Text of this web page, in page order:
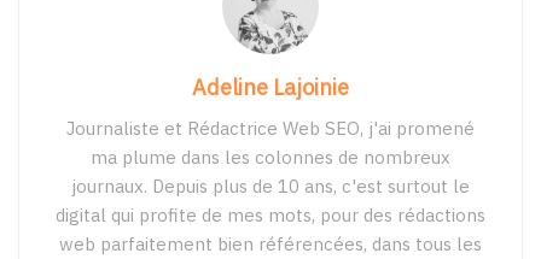
Adeline Lajoinie
Journaliste et Rédactrice Web SEO, j'ai promené
ma plume dans les colonnes de nombreux
journaux. Depuis plus de 10 ans, c'est surtout le
digital qui profite de mes mots, pour des rédactions
web parfaitement bien référencées, dans tous les